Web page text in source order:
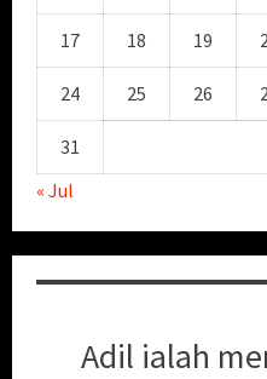
17 18 19
24 25 26
31
« Jul
Adil ialah